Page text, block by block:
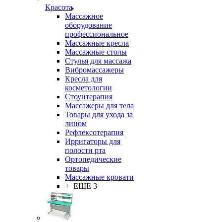
Красота
Массажное
оборудование
профессиональное
Массажные кресла
Массажные столы
Стулья для массажа
Вибромассажеры
Кресла для
косметологии
Стоунтерапия
Массажеры для тела
Товары для ухода за
лицом
Рефлексотерапия
Ирригаторы для
полости рта
Ортопедические
товары
Массажные кровати
+ ЕЩЕ 3